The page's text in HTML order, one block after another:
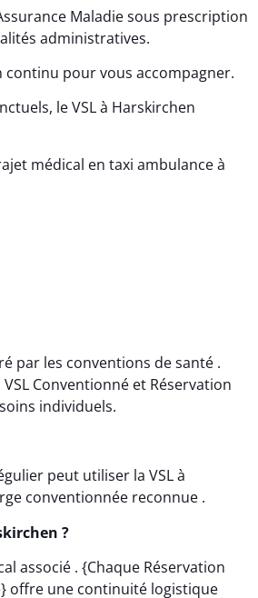
Maladie sous prescription
administratives.
continu pour vous accompagner.
le VSL à Harskirchen
médical en taxi ambulance à
par les conventions de santé .
Conventionné et Réservation
individuels.
peut utiliser la VSL à
conventionnée reconnue .
?
associé . {Chaque Réservation
offre une continuité logistique